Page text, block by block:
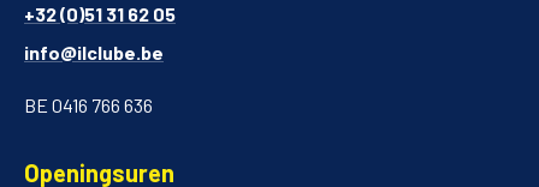
+32 (0)51 31 62 05
info@ilclube.be
BE 0416 766 636
Openingsuren